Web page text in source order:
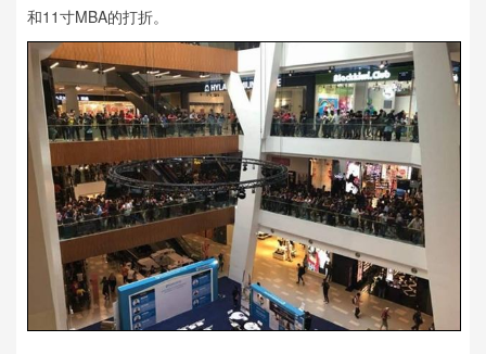
和11寸MBA的打折。